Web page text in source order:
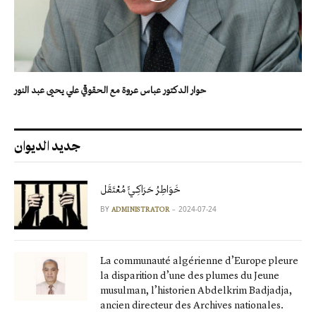
حوار الدكتور عباس عروة مع الحقوقي علي يحيى عبد النور
جديد الديوان
خَوَاطِرُ حَرَاكِـيٍّ مُعْتَقَل
BY ADMINISTRATOR 2024-07-24
La communauté algérienne d’Europe pleure
la disparition d’une des plumes du Jeune
musulman, l’historien Abdelkrim Badjadja,
ancien directeur des Archives nationales.